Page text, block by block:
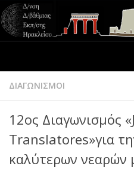
ΔΙΑΓΩΝΙΣΜΟΙ
12ος Διαγωνισμός
Translatores»για
καλύτερων νεαρών